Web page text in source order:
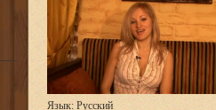
Язык: Русский